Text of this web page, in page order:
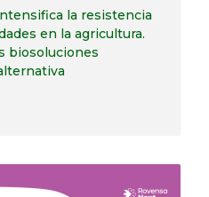
la resistencia
en la agricultura.
biosoluciones